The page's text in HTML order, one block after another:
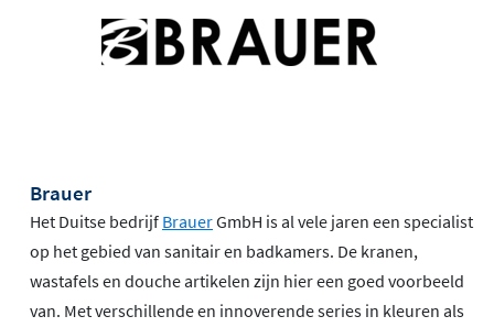
Brauer
Het Duitse bedrijf BrauerGmbH is al vele jaren een specialist
op het gebied van sanitair en badkamers. De kranen,
wastafels en douche artikelen zijn hier een goed voorbeeld
van. Met verschillende en innoverende series in kleuren als